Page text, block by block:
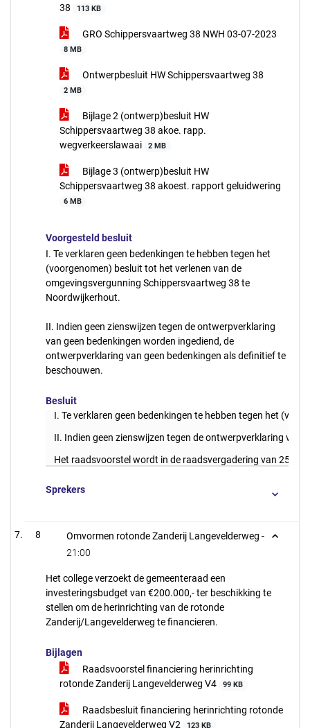
38
113 KB
GRO Schippersvaartweg 38 NWH 03-07-2023
8 MB
Ontwerpbesluit HW Schippersvaartweg 38
2 MB
Bijlage 2 (ontwerp)besluit HW
Schippersvaartweg 38 akoe. rapp.
wegverkeerslawaai
2 MB
Bijlage 3 (ontwerp)besluit HW
Schippersvaartweg 38 akoest. rapport geluidwering
6 MB
Voorgesteld besluit
I. Te verklaren geen bedenkingen te hebben tegen het
(voorgenomen) besluit tot het verlenen van de
omgevingsvergunning Schippersvaartweg 38 te
Noordwijkerhout.
II. Indien geen zienswijzen tegen de ontwerpverklaring
van geen bedenkingen worden ingediend, de
ontwerpverklaring van geen bedenkingen als definitief te
beschouwen.
Besluit
I. Te verklaren geen bedenkingen te hebben tegen het
II. Indien geen zienswijzen tegen de ontwerpverklaring van
Het raadsvoorstel wordt in de raadsvergadering van 25
Sprekers
8
Omvormen rotonde Zanderij Langevelderweg -
21:00
Het college verzoekt de gemeenteraad een
investeringsbudget van €200.000,- ter beschikking te
stellen om de herinrichting van de rotonde
Zanderij/Langevelderweg te financieren.
Bijlagen
Raadsvoorstel financiering herinrichting
rotonde Zanderij Langevelderweg V4
99 KB
Raadsbesluit financiering herinrichting rotonde
Zanderij Langevelderweg V2
123 KB